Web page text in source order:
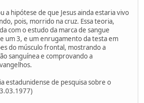
a hipótese de que Jesus ainda estaria vivo
pois, morrido na cruz. Essa teoria,
com o estudo da marca de sangue
um 3, e um enrugamento da testa em
do músculo frontal, mostrando a
sanguínea e comprovando a
estadunidense de pesquisa sobre o